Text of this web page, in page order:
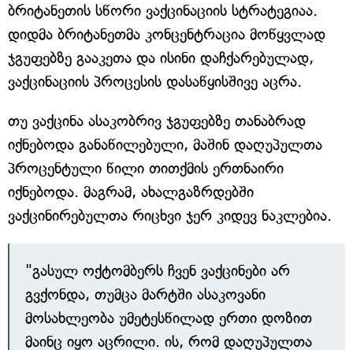
ბრიტანეთის სწორი ვაქცინაციის სტრატეგიაა.
დიდმა ბრიტანეთმა კონცენტრაცია მოწყვლად
ჯგუფებზე გააკეთა და ისინი დაჩქარებულად,
ვაქცინაციის პროცესის დასაწყისშივე აცრა.
თუ ვაქცინა ასაკობრივ ჯგუფებზე თანაბრად
იქნებოდა განაწილებული, მაშინ დაღუპულთა
პროცენტული წილი თითქმის ერთნაირი
იქნებოდა. მაგრამ, ახალგაზრდებში
ვაქცინირებულთა რიცხვი ჯერ კიდევ ნაკლებია.
"გასულ ოქტომბერს ჩვენ ვაქცინები არ
გვქონდა, თუმცა მარტში ასაკოვანი
მოსახლეობა უმეტესწილად ერთი დოზით
მაინც იყო აცრილი. ის, რომ დაღუპულთა